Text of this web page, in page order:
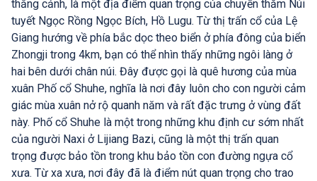
thắng cảnh, là một địa điểm quan trọng của chuyến thăm Núi
tuyết Ngọc Rồng Ngọc Bích, Hồ Lugu. Từ thị trấn cổ của Lệ
Giang hướng về phía bắc dọc theo biển ở phía đông của biển
Zhongji trong 4km, bạn có thể nhìn thấy những ngôi làng ở
hai bên dưới chân núi. Đây được gọi là quê hương của mùa
xuân Phố cổ Shuhe, nghĩa là nơi đây luôn cho con người cảm
giác mùa xuân nở rộ quanh năm và rất đặc trưng ở vùng đất
này. Phố cổ Shuhe là một trong những khu định cư sớm nhất
của người Naxi ở Lijiang Bazi, cũng là một thị trấn quan
trọng được bảo tồn trong khu bảo tồn con đường ngựa cổ
xưa. Từ xa xưa, nơi đây đã là điểm nút quan trọng cho trao